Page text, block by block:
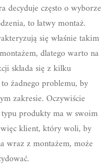
decyduje często o wyborze
to łatwy montaż.
się właśnie takim
dlatego warto na
składa się z kilku
żadnego problemu, by
zakresie. Oczywiście
produkty ma w swoim
więc klient, który woli, by
wraz z montażem, może